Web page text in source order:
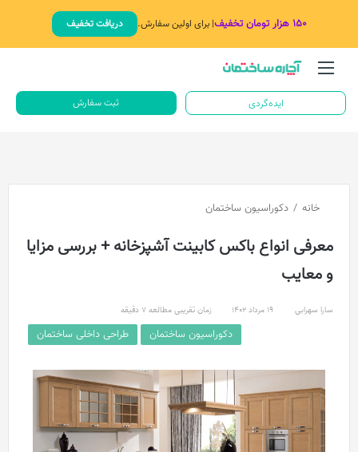
۱۵۰ هزار تومان تخفیف | برای اولین سفارش. دریافت تخفیف
ایده‌گردی ثبت سفارش
خانه / دکوراسیون ساختمان
معرفی انواع باکس کابینت آشپزخانه + بررسی مزایا
و معایب
سارا سهرابی 19 مرداد 1402 زمان تقریبی مطالعه 7 دقیقه
دکوراسیون ساختمان طراحی داخلی ساختمان